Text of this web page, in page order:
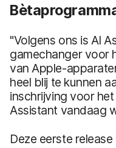
"Volgens ons is AI
gamechanger voor
van Apple-
heel blij te kunnen
inschrijving voor
Assistant vandaag
Deze eerste